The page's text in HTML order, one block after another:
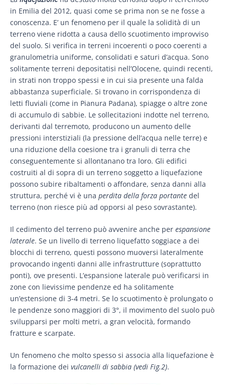
in Emilia del 2012, quasi come se prima non se ne fosse a
conoscenza. E’ un fenomeno per il quale la solidità di un
terreno viene ridotta a causa dello scuotimento improvviso
del suolo. Si verifica in terreni incoerenti o poco coerenti a
granulometria uniforme, consolidati e saturi d’acqua. Sono
solitamente terreni depositatisi nell’Olocene, quindi recenti,
in strati non troppo spessi e in cui sia presente una falda
abbastanza superficiale. Si trovano in corrispondenza di
letti fluviali (come in Pianura Padana), spiagge o altre zone
di accumulo di sabbie. Le sollecitazioni indotte nel terreno,
derivanti dal terremoto, producono un aumento delle
pressioni interstiziali (la pressione dell’acqua nelle terre) e
una riduzione della coesione tra i granuli di terra che
conseguentemente si allontanano tra loro. Gli edifici
costruiti al di sopra di un terreno soggetto a liquefazione
possono subire ribaltamenti o affondare, senza danni alla
struttura, perché vi è una perdita della forza portante del
terreno (non riesce più ad opporsi al peso sovrastante).
Il cedimento del terreno può avvenire anche per espansione
laterale. Se un livello di terreno liquefatto soggiace a dei
blocchi di terreno, questi possono muoversi lateralmente
provocando ingenti danni alle infrastrutture (soprattutto
ponti), ove presenti. L’espansione laterale può verificarsi in
zone con lievissime pendenze ed ha solitamente
un’estensione di 3-4 metri. Se lo scuotimento è prolungato o
le pendenze sono maggiori di 3°, il movimento del suolo può
svilupparsi per molti metri, a gran velocità, formando
fratture e scarpate.
Un fenomeno che molto spesso si associa alla liquefazione è
la formazione dei vulcanelli di sabbia (vedi Fig.2).